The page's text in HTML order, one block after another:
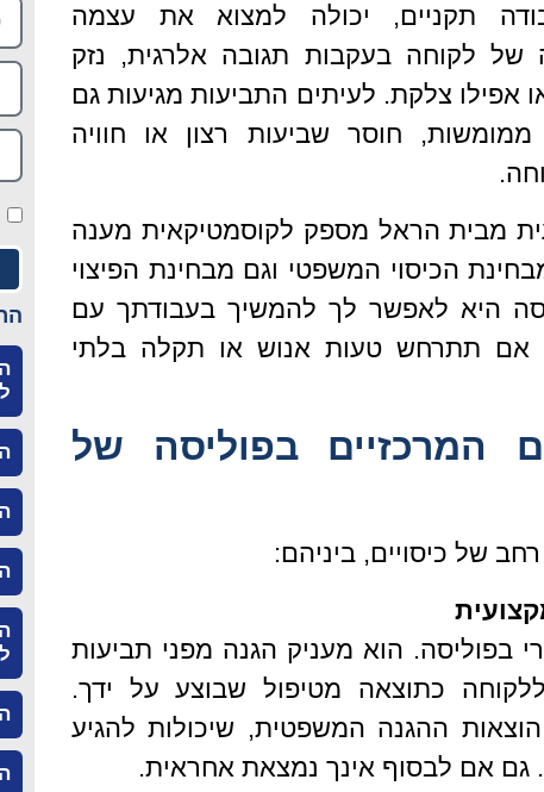
תקניים, יכולה למצוא את עצמה
לקוחה בעקבות תגובה אלרגית, נזק
אפילו צלקת. לעיתים התביעות מגיעות גם
חוסר שביעות רצון או חוויה
מבית הראל מספק לקוסמטיקאית מענה
הכיסוי המשפטי וגם מבחינת הפיצוי
היא לאפשר לך להמשיך בעבודתך עם
אם תתרחש טעות אנוש או תקלה בלתי
המרכזיים בפוליסה של
של כיסויים, ביניהם:
בפוליסה. הוא מעניק הגנה מפני תביעות
ללקוחה כתוצאה מטיפול שבוצע על ידך.
ההגנה המשפטית, שיכולות להגיע
גם אם לבסוף אינך נמצאת אחראית.